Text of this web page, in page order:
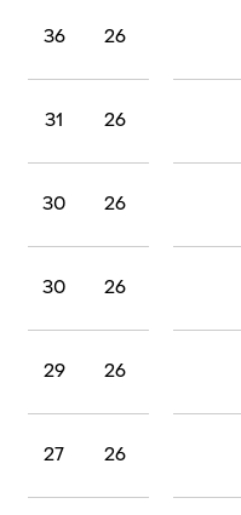
26
36
26
31
26
30
26
30
26
29
26
27